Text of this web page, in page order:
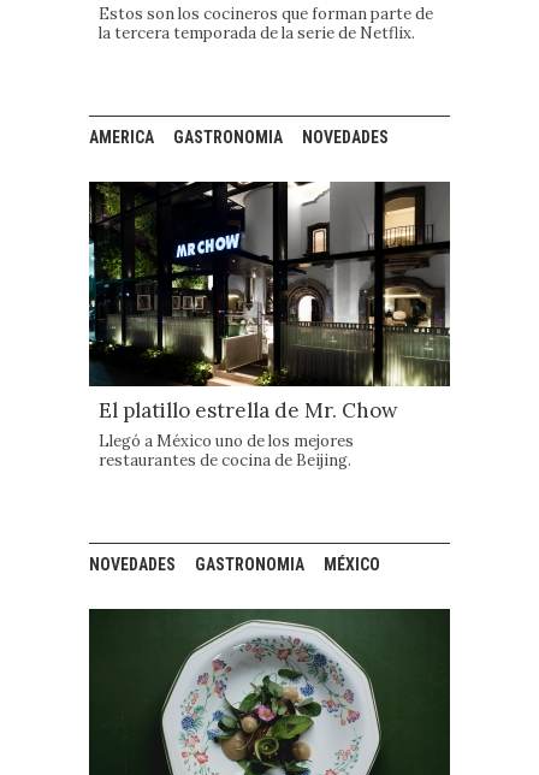
Estos son los cocineros que forman parte de
la tercera temporada de la serie de Netflix.
AMERICA GASTRONOMIA NOVEDADES
El platillo estrella de Mr. Chow
Llegó a México uno de los mejores
restaurantes de cocina de Beijing.
NOVEDADES GASTRONOMIA MÉXICO